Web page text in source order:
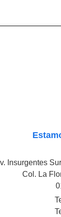
Insurgentes
Col. La